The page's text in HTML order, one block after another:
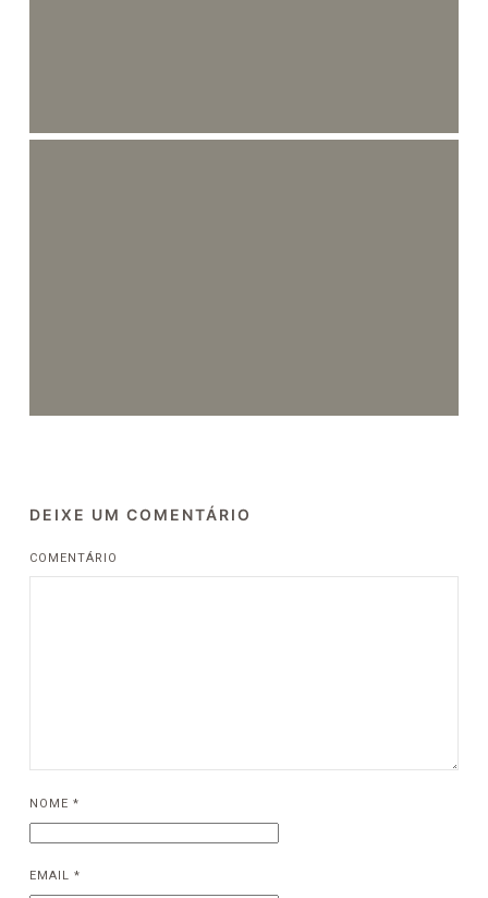
DEIXE UM COMENTÁRIO
COMENTÁRIO
NOME *
EMAIL *